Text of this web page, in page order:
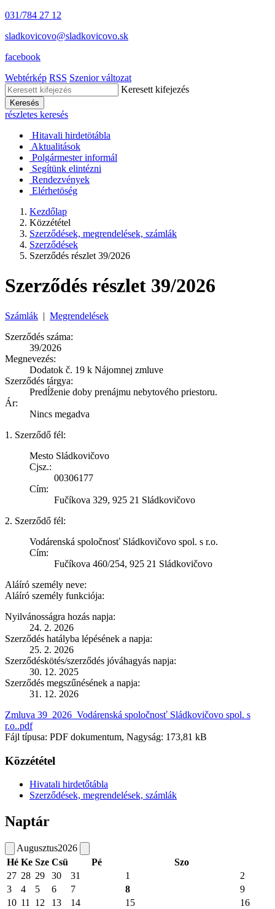
031/784 27 12
sladkovicovo@sladkovicovo.sk
facebook
Webtérkép RSS Szenior változat
Keresett kifejezés
Keresés
részletes keresés
Hitavali hirdetötábla
Aktualitások
Polgármester informál
Segítünk elintézni
Rendezvények
Elérhetöség
Kezdőlap
Közzététel
Szerződések, megrendelések, számlák
Szerződések
Szerződés részlet 39/2026
Szerződés részlet 39/2026
Számlák | Megrendelések
Szerződés száma:
39/2026
Megnevezés:
Dodatok č. 19 k Nájomnej zmluve
Szerződés tárgya:
Predĺženie doby prenájmu nebytového priestoru.
Ár:
Nincs megadva
1. Szerződő fél:
Mesto Sládkovičovo
Cjsz.:
00306177
Cím:
Fučíkova 329, 925 21 Sládkovičovo
2. Szerződő fél:
Vodárenská spoločnosť Sládkovičovo spol. s r.o.
Cím:
Fučíkova 460/254, 925 21 Sládkovičovo
Aláíró személy neve:
Aláíró személy funkciója:
Nyilvánosságra hozás napja:
24. 2. 2026
Szerződés hatályba lépésének a napja:
25. 2. 2026
Szerződéskötés/szerződés jóváhagyás napja:
30. 12. 2025
Szerződés megszűnésének a napja:
31. 12. 2026
Zmluva 39_2026_Vodárenská spoločnosť Sládkovičovo spol. s
r.o..pdf
Fájl típusa: PDF dokumentum, Nagyság: 173,81 kB
Közzététel
Hivatali hirdetőtábla
Szerződések, megrendelések, számlák
Naptár
Augusztus2026
Hé Ke Sze Csü Pé
Szo
27 28 29 30 31 1
2
3
4 5 6 7 8
9
10 11 12 13 14 15 16